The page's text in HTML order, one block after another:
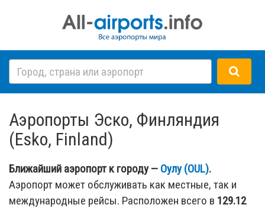
Аэропорты Эско, Финляндия
(Esko, Finland)
Ближайший аэропорт к городу — Оулу (OUL).
Аэропорт может обслуживать как местные, так и
международные рейсы. Расположен всего в 129.12